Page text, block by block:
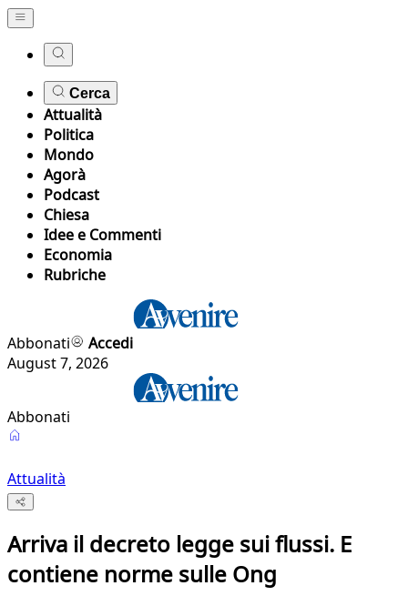
Cerca
Attualità
Politica
Mondo
Agorà
Podcast
Chiesa
Idee e Commenti
Economia
Rubriche
Abbonati
Accedi
August 7, 2026
Abbonati
Attualità
Arriva il decreto legge sui flussi. E
contiene norme sulle Ong